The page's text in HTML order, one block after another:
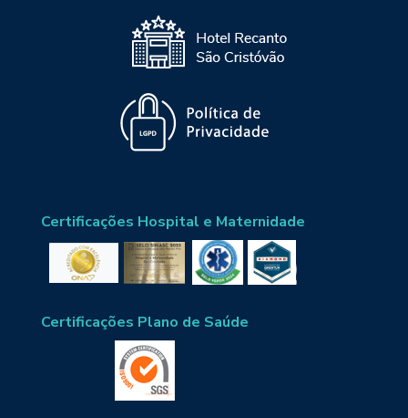
Certificações Hospital e Maternidade
Certificações Plano de Saúde